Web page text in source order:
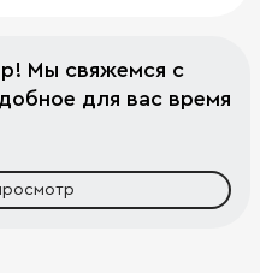
Мы свяжемся с
для вас время